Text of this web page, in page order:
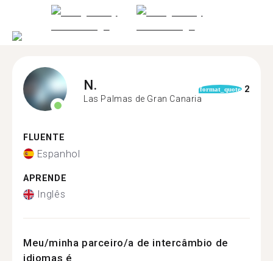
N.
Las Palmas de Gran Canaria
format_quote 2
FLUENTE
Espanhol
APRENDE
Inglês
Meu/minha parceiro/a de intercâmbio de
idiomas é